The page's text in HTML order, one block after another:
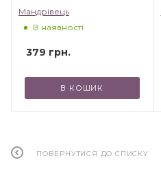
Мандрівець
В наявності
379 грн.
В КОШИК
ПОВЕРНУТИСЯ ДО СПИСКУ